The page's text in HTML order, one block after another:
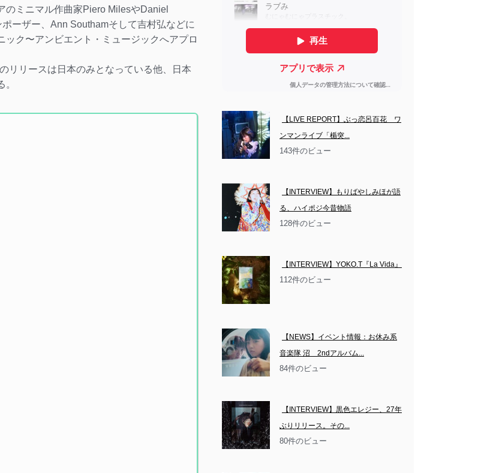
のミニマル作曲家Piero MilesやDaniel
ーザー、Ann Southamそして吉村弘などに
ク〜アンビエント・ミュージックへアプロ
リリースは日本のみとなっている他、日本
【LIVE REPORT】ぶっ恋呂百花　ワ
ンマンライブ「楯突...
143件のビュー
【INTERVIEW】もりばやしみほが語
る、ハイポジ今昔物語
128件のビュー
【INTERVIEW】YOKO.T『La Vida』
112件のビュー
【NEWS】イベント情報：お休み系
音楽隊 沼　2ndアルバム...
84件のビュー
【INTERVIEW】黒色エレジー、27年
ぶりリリース。その...
80件のビュー